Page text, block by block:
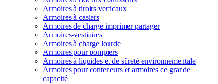
Armoires à tiroirs verticaux
Armoires à casiers
Armoires de charge imprimer partager
Armoires-vestiaires
Armoires à charge lourde
Armoires pour pompiers
Armoires à liquides et de sûreté environnementale
Armoires pour conteneurs et armoires de grande
capacité